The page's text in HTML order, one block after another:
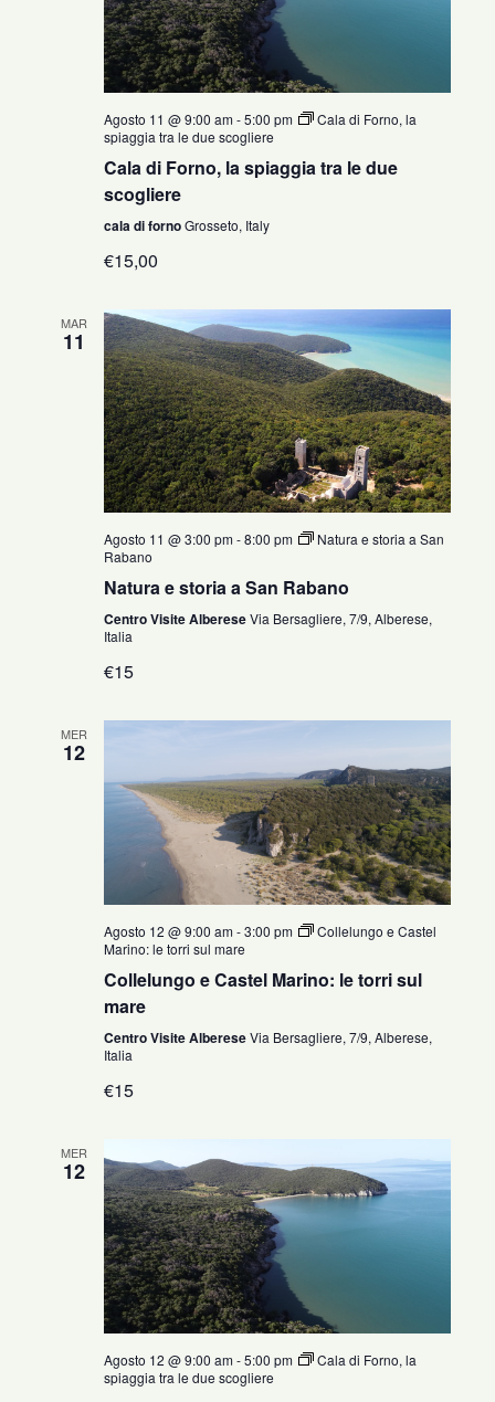
Agosto 11 @ 9:00 am-5:00 pm
Cala di Forno, la
spiaggia tra le due scogliere
Cala di Forno, la spiaggia tra le due
scogliere
cala di fornoGrosseto, Italy
€15,00
MAR
11
Agosto 11 @ 3:00 pm-8:00 pm
Natura e storia a San
Rabano
Natura e storia a San Rabano
Centro Visite AlbereseVia Bersagliere, 7/9, Alberese,
Italia
€15
MER
12
Agosto 12 @ 9:00 am-3:00 pm
Collelungo e Castel
Marino: le torri sul mare
Collelungo e Castel Marino: le torri sul
mare
Centro Visite AlbereseVia Bersagliere, 7/9, Alberese,
Italia
€15
MER
12
Agosto 12 @ 9:00 am-5:00 pm
Cala di Forno, la
spiaggia tra le due scogliere